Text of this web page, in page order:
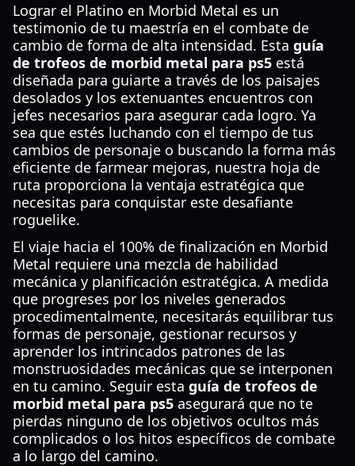
Lograr el Platino en Morbid Metal es un
testimonio de tu maestría en el combate de
cambio de forma de alta intensidad. Esta guía
de trofeos de morbid metal para ps5 está
diseñada para guiarte a través de los paisajes
desolados y los extenuantes encuentros con
jefes necesarios para asegurar cada logro. Ya
sea que estés luchando con el tiempo de tus
cambios de personaje o buscando la forma más
eficiente de farmear mejoras, nuestra hoja de
ruta proporciona la ventaja estratégica que
necesitas para conquistar este desafiante
roguelike.
El viaje hacia el 100% de finalización en Morbid
Metal requiere una mezcla de habilidad
mecánica y planificación estratégica. A medida
que progreses por los niveles generados
procedimentalmente, necesitarás equilibrar tus
formas de personaje, gestionar recursos y
aprender los intrincados patrones de las
monstruosidades mecánicas que se interponen
en tu camino. Seguir esta guía de trofeos de
morbid metal para ps5 asegurará que no te
pierdas ninguno de los objetivos ocultos más
complicados o los hitos específicos de combate
a lo largo del camino.